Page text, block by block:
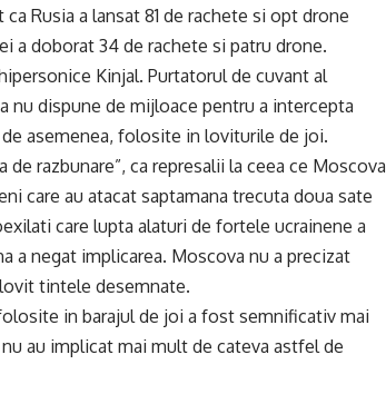
Rusia a lansat 81 de rachete si opt drone
a doborat 34 de rachete si patru drone.
Kinjal. Purtatorul de cuvant al
nu dispune de mijloace pentru a intercepta
asemenea, folosite in loviturile de joi.
razbunare”, ca represalii la ceea ce Moscova
care au atacat saptamana trecuta doua sate
care lupta alaturi de fortele ucrainene a
a negat implicarea. Moscova nu a precizat
tintele desemnate.
in barajul de joi a fost semnificativ mai
au implicat mai mult de cateva astfel de